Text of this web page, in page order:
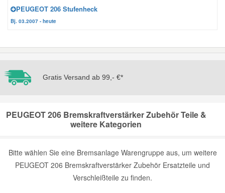
PEUGEOT 206 Stufenheck
Bj. 03.2007 - heute
Gratis Versand ab 99,- €*
PEUGEOT 206 Bremskraftverstärker Zubehör Teile &
weitere Kategorien
Bitte wählen Sie eine Bremsanlage Warengruppe aus, um weitere
PEUGEOT 206 Bremskraftverstärker Zubehör Ersatzteile und
Verschleißteile zu finden.
Jeep Ersatzteile
Kia Ersatzteile
Lancia Ersatzteile
Mini Ersatzteile